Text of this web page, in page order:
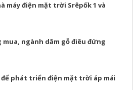
máy điện mặt trời Srêpốk 1 và
ngành dăm gỗ điêu đứng
để phát triển điện mặt trời áp mái